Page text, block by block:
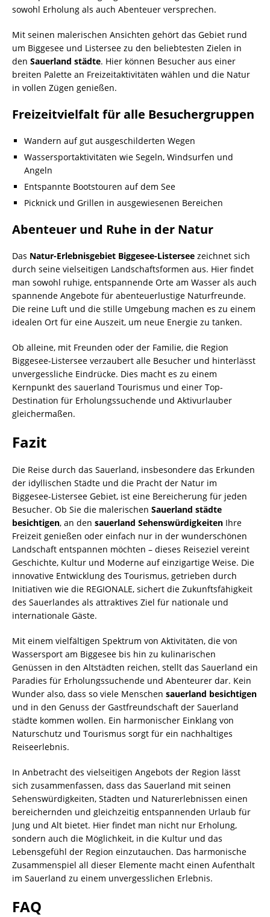
sowohl Erholung als auch Abenteuer versprechen.
Mit seinen malerischen Ansichten gehört das Gebiet rund
um Biggesee und Listersee zu den beliebtesten Zielen in
den Sauerland städte. Hier können Besucher aus einer
breiten Palette an Freizeitaktivitäten wählen und die Natur
in vollen Zügen genießen.
Freizeitvielfalt für alle Besuchergruppen
Wandern auf gut ausgeschilderten Wegen
Wassersportaktivitäten wie Segeln, Windsurfen und
Angeln
Entspannte Bootstouren auf dem See
Picknick und Grillen in ausgewiesenen Bereichen
Abenteuer und Ruhe in der Natur
Das Natur-Erlebnisgebiet Biggesee-Listersee zeichnet sich
durch seine vielseitigen Landschaftsformen aus. Hier findet
man sowohl ruhige, entspannende Orte am Wasser als auch
spannende Angebote für abenteuerlustige Naturfreunde.
Die reine Luft und die stille Umgebung machen es zu einem
idealen Ort für eine Auszeit, um neue Energie zu tanken.
Ob alleine, mit Freunden oder der Familie, die Region
Biggesee-Listersee verzaubert alle Besucher und hinterlässt
unvergessliche Eindrücke. Dies macht es zu einem
Kernpunkt des sauerland Tourismus und einer Top-
Destination für Erholungssuchende und Aktivurlauber
gleichermaßen.
Fazit
Die Reise durch das Sauerland, insbesondere das Erkunden
der idyllischen Städte und die Pracht der Natur im
Biggesee-Listersee Gebiet, ist eine Bereicherung für jeden
Besucher. Ob Sie die malerischen Sauerland städte
besichtigen, an den sauerland Sehenswürdigkeiten Ihre
Freizeit genießen oder einfach nur in der wunderschönen
Landschaft entspannen möchten – dieses Reiseziel vereint
Geschichte, Kultur und Moderne auf einzigartige Weise. Die
innovative Entwicklung des Tourismus, getrieben durch
Initiativen wie die REGIONALE, sichert die Zukunftsfähigkeit
des Sauerlandes als attraktives Ziel für nationale und
internationale Gäste.
Mit einem vielfältigen Spektrum von Aktivitäten, die von
Wassersport am Biggesee bis hin zu kulinarischen
Genüssen in den Altstädten reichen, stellt das Sauerland ein
Paradies für Erholungssuchende und Abenteurer dar. Kein
Wunder also, dass so viele Menschen sauerland besichtigen
und in den Genuss der Gastfreundschaft der Sauerland
städte kommen wollen. Ein harmonischer Einklang von
Naturschutz und Tourismus sorgt für ein nachhaltiges
Reiseerlebnis.
In Anbetracht des vielseitigen Angebots der Region lässt
sich zusammenfassen, dass das Sauerland mit seinen
Sehenswürdigkeiten, Städten und Naturerlebnissen einen
bereichernden und gleichzeitig entspannenden Urlaub für
Jung und Alt bietet. Hier findet man nicht nur Erholung,
sondern auch die Möglichkeit, in die Kultur und das
Lebensgefühl der Region einzutauchen. Das harmonische
Zusammenspiel all dieser Elemente macht einen Aufenthalt
im Sauerland zu einem unvergesslichen Erlebnis.
FAQ